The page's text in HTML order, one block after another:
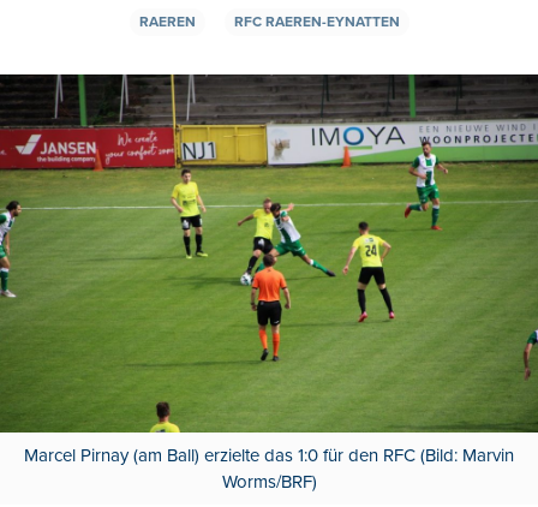
RAEREN RFC RAEREN-EYNATTEN
Marcel Pirnay (am Ball) erzielte das 1:0 für den RFC (Bild: Marvin
Worms/BRF)